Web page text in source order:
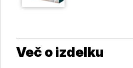
Več o izdelku